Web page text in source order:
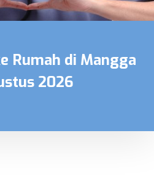
Rumah di Mangga
2026